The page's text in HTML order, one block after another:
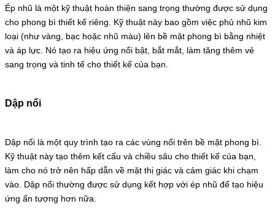
Ép nhũ là một kỹ thuật hoàn thiện sang trọng thường được sử dụng
cho phong bì thiết kế riêng. Kỹ thuật này bao gồm việc phủ nhũ kim
loại (như vàng, bạc hoặc nhũ màu) lên bề mặt phong bì bằng nhiệt
và áp lực. Nó tạo ra hiệu ứng nổi bật, bắt mắt, làm tăng thêm vẻ
sang trọng và tinh tế cho thiết kế của bạn.
Dập nổi
Dập nổi là một quy trình tạo ra các vùng nổi trên bề mặt phong bì.
Kỹ thuật này tạo thêm kết cấu và chiều sâu cho thiết kế của bạn,
làm cho nó trở nên hấp dẫn về mặt thị giác và cảm giác khi chạm
vào. Dập nổi thường được sử dụng kết hợp với ép nhũ để tạo hiệu
ứng ấn tượng hơn nữa.